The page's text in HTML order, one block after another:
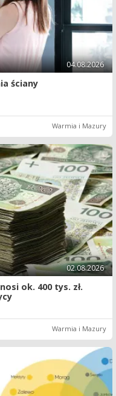
04.08.2026
ściany
Warmia i Mazury
02.08.2026
ok. 400 tys. zł.
Warmia i Mazury